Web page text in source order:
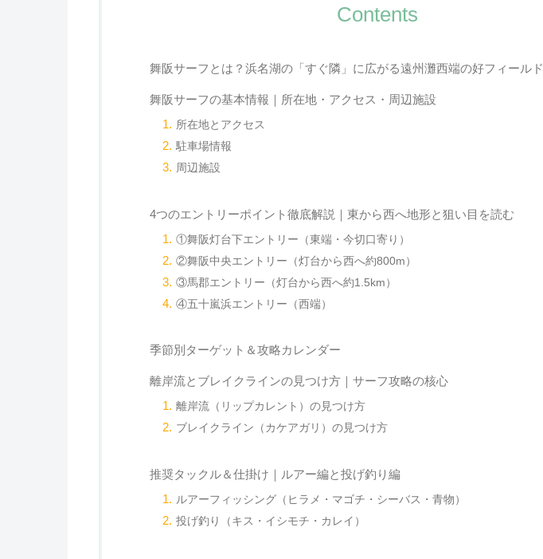
Contents
舞阪サーフとは？浜名湖の「すぐ隣」に広がる遠州灘西端の好フィールド
舞阪サーフの基本情報｜所在地・アクセス・周辺施設
所在地とアクセス
駐車場情報
周辺施設
4つのエントリーポイント徹底解説｜東から西へ地形と狙い目を読む
①舞阪灯台下エントリー（東端・今切口寄り）
②舞阪中央エントリー（灯台から西へ約800m）
③馬郡エントリー（灯台から西へ約1.5km）
④五十嵐浜エントリー（西端）
季節別ターゲット＆攻略カレンダー
離岸流とブレイクラインの見つけ方｜サーフ攻略の核心
離岸流（リップカレント）の見つけ方
ブレイクライン（カケアガリ）の見つけ方
推奨タックル＆仕掛け｜ルアー編と投げ釣り編
ルアーフィッシング（ヒラメ・マゴチ・シーバス・青物）
投げ釣り（キス・イシモチ・カレイ）